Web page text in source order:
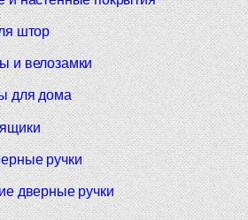
штор
и велозамки
для дома
ручки
дверные ручки